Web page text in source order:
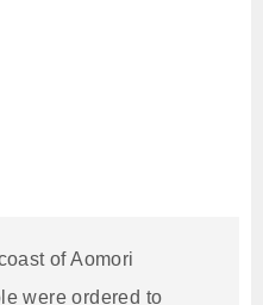
of Aomori
were ordered to